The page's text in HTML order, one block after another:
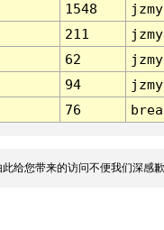
1548
211
62
94
76
给您带来的访问不便我们深感